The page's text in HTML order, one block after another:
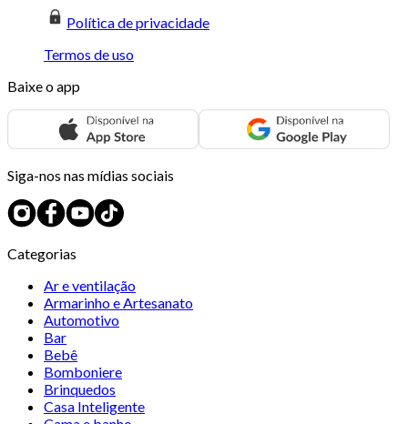
Política de privacidade
Termos de uso
Baixe o app
Siga-nos nas mídias sociais
Categorias
Ar e ventilação
Armarinho e Artesanato
Automotivo
Bar
Bebê
Bomboniere
Brinquedos
Casa Inteligente